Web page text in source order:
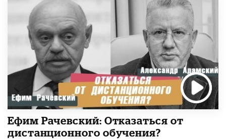
Ефим Рачевский: Отказаться от
дистанционного обучения?